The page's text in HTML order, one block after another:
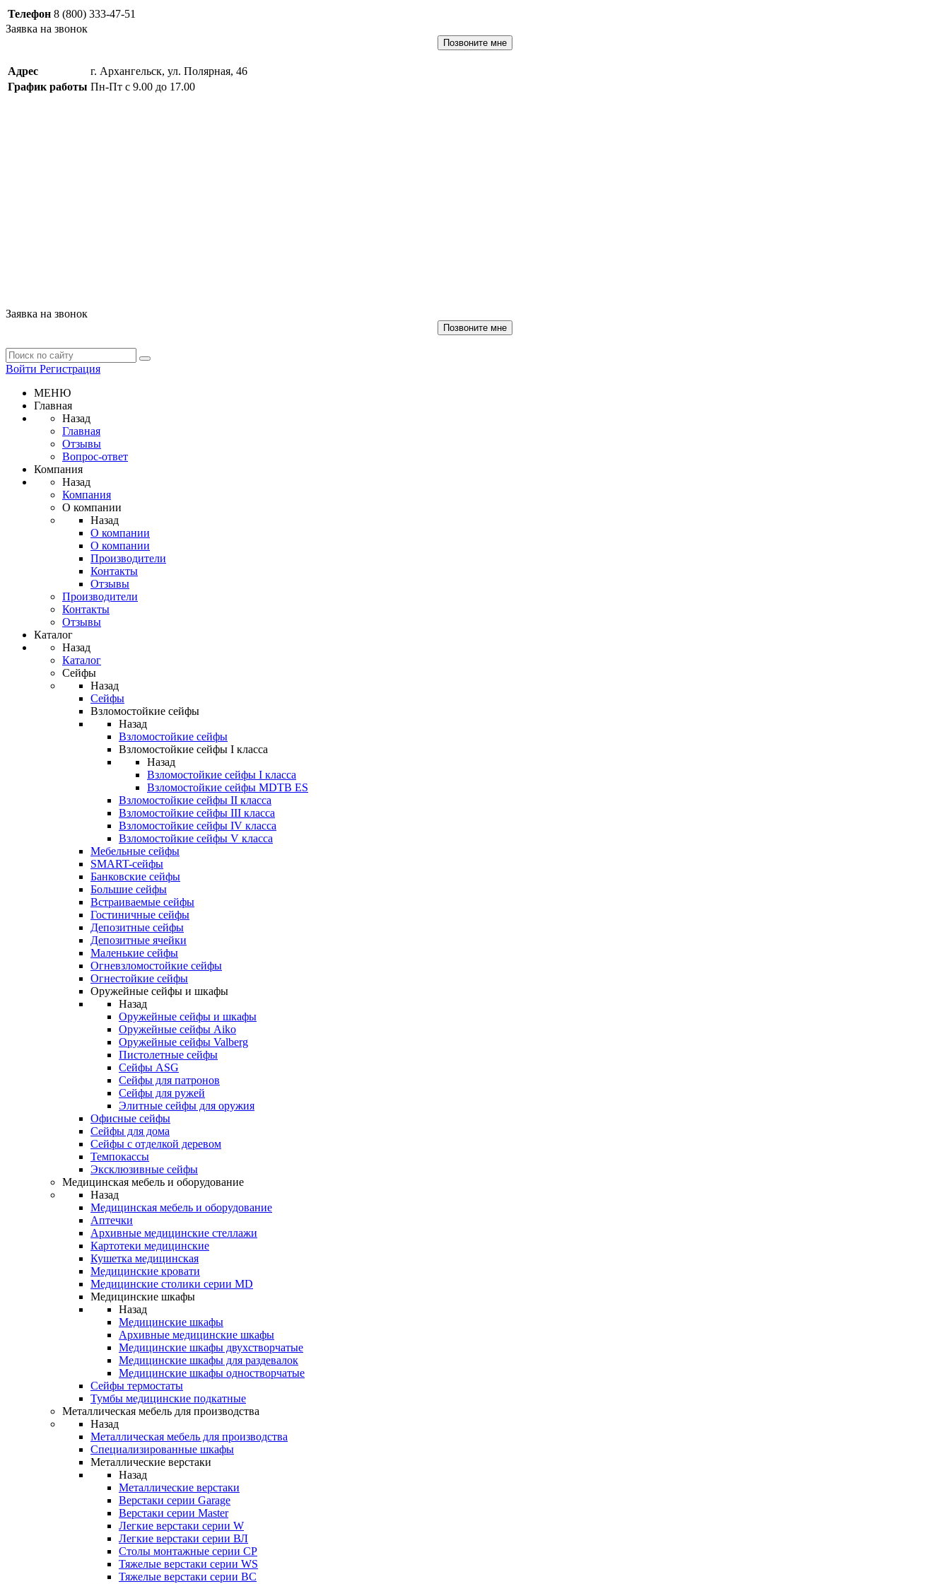
Телефон 8 (800) 333-47-51
Заявка на звонок
Позвоните мне
Адрес
г. Архангельск, ул. Полярная, 46
График работы Пн-Пт с 9.00 до 17.00
Заявка на звонок
Позвоните мне
Войти Регистрация
МЕНЮ
Главная
Назад
Главная
Отзывы
Вопрос-ответ
Компания
Назад
Компания
О компании
Назад
О компании
О компании
Производители
Контакты
Отзывы
Производители
Контакты
Отзывы
Каталог
Назад
Каталог
Сейфы
Назад
Сейфы
Взломостойкие сейфы
Назад
Взломостойкие сейфы
Взломостойкие сейфы I класса
Назад
Взломостойкие сейфы I класса
Взломостойкие сейфы MDTB ES
Взломостойкие сейфы II класса
Взломостойкие сейфы III класса
Взломостойкие сейфы IV класса
Взломостойкие сейфы V класса
Мебельные сейфы
SMART-сейфы
Банковские сейфы
Большие сейфы
Встраиваемые сейфы
Гостиничные сейфы
Депозитные сейфы
Депозитные ячейки
Маленькие сейфы
Огневзломостойкие сейфы
Огнестойкие сейфы
Оружейные сейфы и шкафы
Назад
Оружейные сейфы и шкафы
Оружейные сейфы Aiko
Оружейные сейфы Valberg
Пистолетные сейфы
Сейфы ASG
Сейфы для патронов
Сейфы для ружей
Элитные сейфы для оружия
Офисные сейфы
Сейфы для дома
Сейфы с отделкой деревом
Темпокассы
Эксклюзивные сейфы
Медицинская мебель и оборудование
Назад
Медицинская мебель и оборудование
Аптечки
Архивные медицинские стеллажи
Картотеки медицинские
Кушетка медицинская
Медицинские кровати
Медицинские столики серии MD
Медицинские шкафы
Назад
Медицинские шкафы
Архивные медицинские шкафы
Медицинские шкафы двухстворчатые
Медицинские шкафы для раздевалок
Медицинские шкафы одностворчатые
Сейфы термостаты
Тумбы медицинские подкатные
Металлическая мебель для производства
Назад
Металлическая мебель для производства
Cпециализированные шкафы
Металлические верстаки
Назад
Металлические верстаки
Верстаки серии Garage
Верстаки серии Master
Легкие верстаки серии W
Легкие верстаки серии ВЛ
Столы монтажные серии СР
Тяжелые верстаки серии WS
Тяжелые верстаки серии ВС